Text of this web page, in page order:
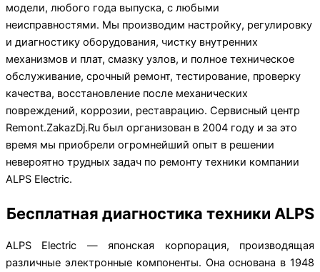
модели, любого года выпуска, с любыми
неисправностями. Мы производим настройку, регулировку
и диагностику оборудования, чистку внутренних
механизмов и плат, смазку узлов, и полное техническое
обслуживание, срочный ремонт, тестирование, проверку
качества, восстановление после механических
повреждений, коррозии, реставрацию. Сервисный центр
Remont.ZakazDj.Ru был организован в 2004 году и за это
время мы приобрели огромнейший опыт в решении
невероятно трудных задач по ремонту техники компании
ALPS Electric.
Бесплатная диагностика техники ALPS
ALPS Electric — японская корпорация, производящая
различные электронные компоненты. Она основана в 1948